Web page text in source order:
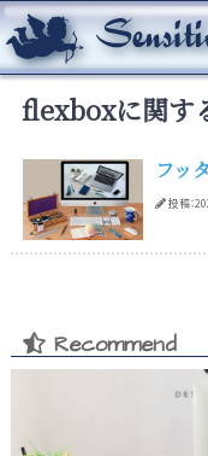
flexboxに関す
フッ
投稿：
Recommend